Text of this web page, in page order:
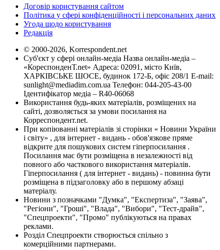
Договір користування сайтом
Політика у сфері конфіденційності і персональних даних
Угода щодо користування
Редакція
© 2000-2026, Korrespondent.net
Суб'єкт у сфері онлайн-медіа Назва онлайн-медіа –
«КореспонденТ.net» Адреса: 02091, місто Київ,
ХАРКІВСЬКЕ ШОСЕ, будинок 172-Б, офіс 208/1 E-mail:
sunlight@mediadim.com.ua Телефон: 044-205-43-00
Ідентифікатор медіа – R40-06068
Використання будь-яких матеріалів, розміщених на
сайті, дозволяється за умови посилання на
Корреспондент.net.
При копіюванні матеріалів зі сторінки « Новини України
і світу» , для інтернет - видань - обов'язкове пряме
відкрите для пошукових систем гіперпосилання .
Посилання має бути розміщена в незалежності від
повного або часткового використання матеріалів.
Гіперпосилання ( для інтернет - видань) - повинна бути
розміщена в підзаголовку або в першому абзаці
матеріалу.
Новини з позначками "Думка", "Експертиза", "Заява",
"Регіони", "Гроші", "Влада", "Вибори", "Тест-драйв",
"Спецпроекти", "Промо" публікуються на правах
реклами.
Розділ Спецпроекти створюється спільно з
комерційними партнерами.